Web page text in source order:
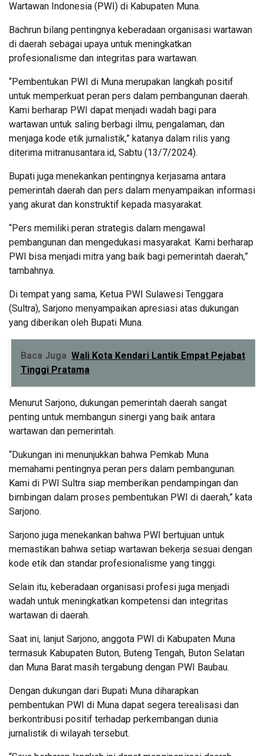
Wartawan Indonesia (PWI) di Kabupaten Muna.
Bachrun bilang pentingnya keberadaan organisasi wartawan
di daerah sebagai upaya untuk meningkatkan
profesionalisme dan integritas para wartawan.
“Pembentukan PWI di Muna merupakan langkah positif
untuk memperkuat peran pers dalam pembangunan daerah.
Kami berharap PWI dapat menjadi wadah bagi para
wartawan untuk saling berbagi ilmu, pengalaman, dan
menjaga kode etik jurnalistik,” katanya dalam rilis yang
diterima mitranusantara.id, Sabtu (13/7/2024).
Bupati juga menekankan pentingnya kerjasama antara
pemerintah daerah dan pers dalam menyampaikan informasi
yang akurat dan konstruktif kepada masyarakat.
“Pers memiliki peran strategis dalam mengawal
pembangunan dan mengedukasi masyarakat. Kami berharap
PWI bisa menjadi mitra yang baik bagi pemerintah daerah,”
tambahnya.
Di tempat yang sama, Ketua PWI Sulawesi Tenggara
(Sultra), Sarjono menyampaikan apresiasi atas dukungan
yang diberikan oleh Bupati Muna.
Baca Juga Wali Kota Kendari Lantik Empat Pejabat
Tinggi Pratama
Menurut Sarjono, dukungan pemerintah daerah sangat
penting untuk membangun sinergi yang baik antara
wartawan dan pemerintah.
“Dukungan ini menunjukkan bahwa Pemkab Muna
memahami pentingnya peran pers dalam pembangunan.
Kami di PWI Sultra siap memberikan pendampingan dan
bimbingan dalam proses pembentukan PWI di daerah,” kata
Sarjono.
Sarjono juga menekankan bahwa PWI bertujuan untuk
memastikan bahwa setiap wartawan bekerja sesuai dengan
kode etik dan standar profesionalisme yang tinggi.
Selain itu, keberadaan organisasi profesi juga menjadi
wadah untuk meningkatkan kompetensi dan integritas
wartawan di daerah.
Saat ini, lanjut Sarjono, anggota PWI di Kabupaten Muna
termasuk Kabupaten Buton, Buteng Tengah, Buton Selatan
dan Muna Barat masih tergabung dengan PWI Baubau.
Dengan dukungan dari Bupati Muna diharapkan
pembentukan PWI di Muna dapat segera terealisasi dan
berkontribusi positif terhadap perkembangan dunia
jurnalistik di wilayah tersebut.